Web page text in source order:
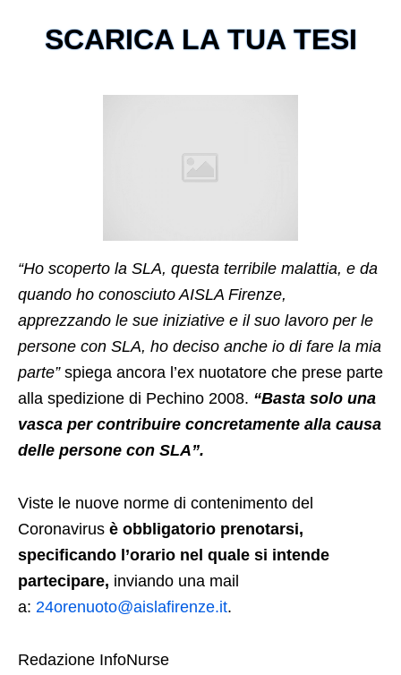
SCARICA LA TUA TESI
“Ho scoperto la SLA, questa terribile malattia, e da
quando ho conosciuto AISLA Firenze,
apprezzando le sue iniziative e il suo lavoro per le
persone con SLA, ho deciso anche io di fare la mia
parte”spiega ancora l’ex nuotatore che prese parte
alla spedizione di Pechino 2008. “Basta solo una
vasca per contribuire concretamente alla causa
delle persone con SLA”.
Viste le nuove norme di contenimento del
Coronavirus è obbligatorio prenotarsi,
specificando l’orario nel quale si intende
partecipare, inviando una mail
a: 24orenuoto@aislafirenze.it.
Redazione InfoNurse